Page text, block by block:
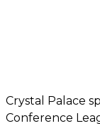
Crystal Palace
Conference